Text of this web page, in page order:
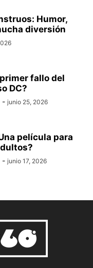
Humor,
diversión
fallo del
DC?
- junio 25, 2026
película para
- junio 17, 2026